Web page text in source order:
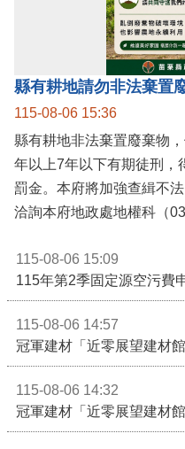
縣有耕地請勿非法棄置
115-08-06 15:36
縣有耕地非法棄置廢棄物
年以上7年以下有期徒刑，
罰金。本府將加強查緝不
115-08-06 15:09
115-08-06 14:57
115-08-06 14:32